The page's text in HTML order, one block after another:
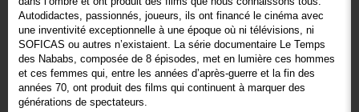
Autodidactes, passionnés, joueurs, ils ont financé le cinéma avec
une inventivité exceptionnelle à une époque où ni télévisions, ni
SOFICAS ou autres n’existaient. La série documentaire Le Temps
des Nababs, composée de 8 épisodes, met en lumière ces hommes
et ces femmes qui, entre les années d’après-guerre et la fin des
années 70, ont produit des films qui continuent à marquer des
générations de spectateurs.